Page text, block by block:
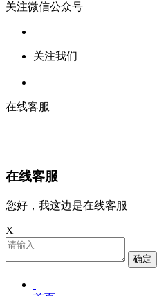
关注微信公众号
关注我们
在线客服
在线客服
您好，我这边是在线客服
X
确定